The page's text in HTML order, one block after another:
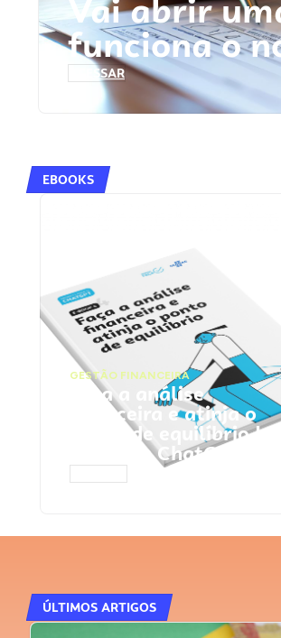
Vai abrir
funciona o
ACESSAR
EBOOKS
GESTÃO FINANCEIRA
Faça a análise
financeira e atinja o
ponto de equilíbrio |
Prompts ChatGPT
ÚLTIMOS ARTIGOS